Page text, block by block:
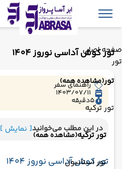
صفحه اصلی
تور
تور(مشاهده همه)
تور ترکیه
تور ترکیه(مشاهده همه)
تور استانبول
تور کوش آداسی نوروز 1404
راهنمای سفر
1403/07/11
5دقیقه
در این مطلب می‌خوانید[ نمایش ]
تور کوش آداسی نوروز 1404